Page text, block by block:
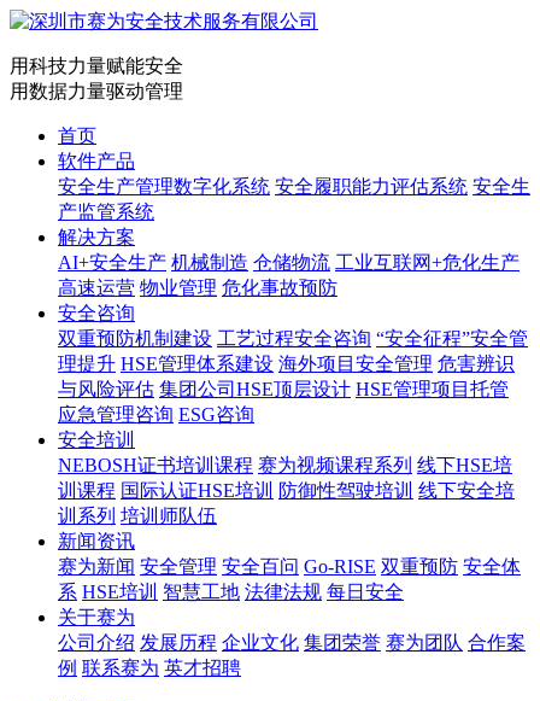
用科技力量赋能安全
用数据力量驱动管理
首页
软件产品
安全生产管理数字化系统 安全履职能力评估系统 安全生
产监管系统
解决方案
AI+安全生产 机械制造 仓储物流 工业互联网+危化生产
高速运营 物业管理 危化事故预防
安全咨询
双重预防机制建设 工艺过程安全咨询 “安全征程”安全管
理提升 HSE管理体系建设 海外项目安全管理 危害辨识
与风险评估 集团公司HSE顶层设计 HSE管理项目托管
应急管理咨询 ESG咨询
安全培训
NEBOSH证书培训课程 赛为视频课程系列 线下HSE培
训课程 国际认证HSE培训 防御性驾驶培训 线下安全培
训系列 培训师队伍
新闻资讯
赛为新闻 安全管理 安全百问 Go-RISE 双重预防 安全体
系 HSE培训 智慧工地 法律法规 每日安全
关于赛为
公司介绍 发展历程 企业文化 集团荣誉 赛为团队 合作案
例 联系赛为 英才招聘